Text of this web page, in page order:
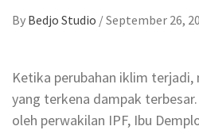
By Bedjo Studio /September 26,
Ketika perubahan iklim terjadi,
yang terkena dampak
oleh perwakilan IPF, Ibu